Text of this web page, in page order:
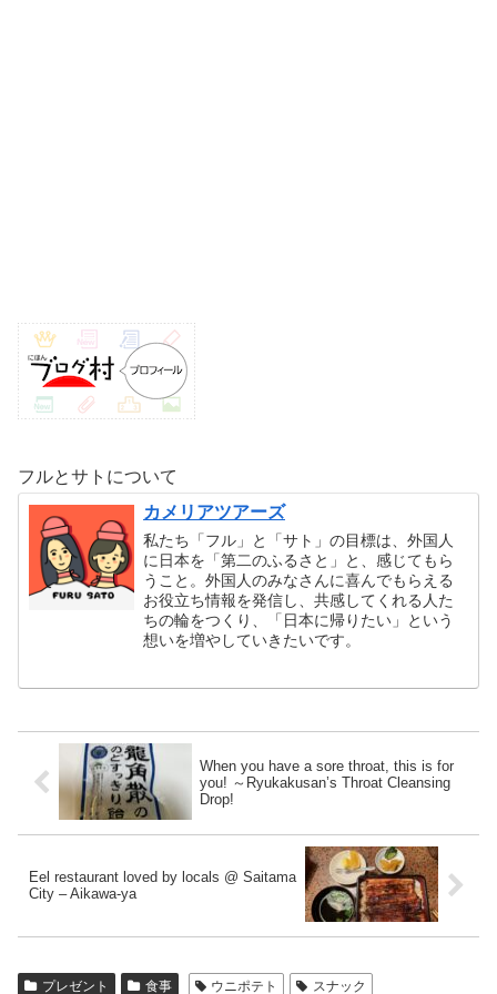
フルとサトについて
カメリアツアーズ
私たち「フル」と「サト」の目標は、外国人
に日本を「第二のふるさと」と、感じてもら
うこと。外国人のみなさんに喜んでもらえる
お役立ち情報を発信し、共感してくれる人た
ちの輪をつくり、「日本に帰りたい」という
想いを増やしていきたいです。
When you have a sore throat, this is for
you! ～Ryukakusan’s Throat Cleansing
Drop!
Eel restaurant loved by locals @ Saitama
City – Aikawa-ya
プレゼント 食事 ウニポテト スナック